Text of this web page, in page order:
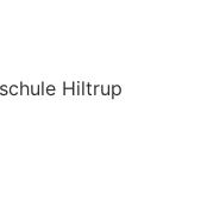
Hiltrup